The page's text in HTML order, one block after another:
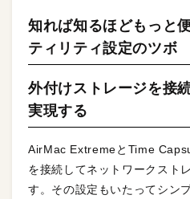
知れば知るほどもっと
ティリティ設定のツボ
外付けストレージを接
実現する
AirMac ExtremeとTime
を接続してネットワークスト
す。その設定もいたってシン